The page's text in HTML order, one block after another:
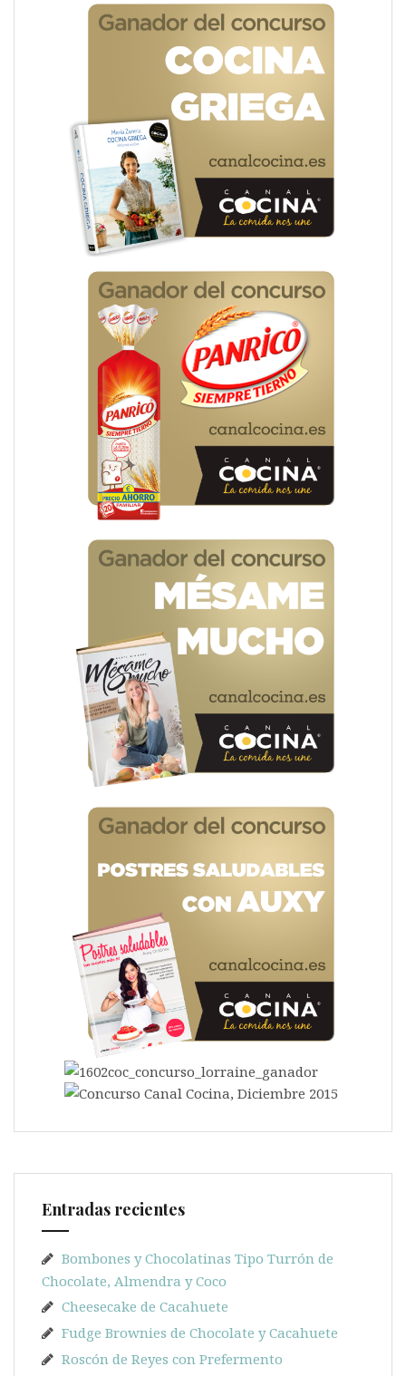
Entradas recientes
Bombones y Chocolatinas Tipo Turrón de
Chocolate, Almendra y Coco
Cheesecake de Cacahuete
Fudge Brownies de Chocolate y Cacahuete
Roscón de Reyes con Prefermento